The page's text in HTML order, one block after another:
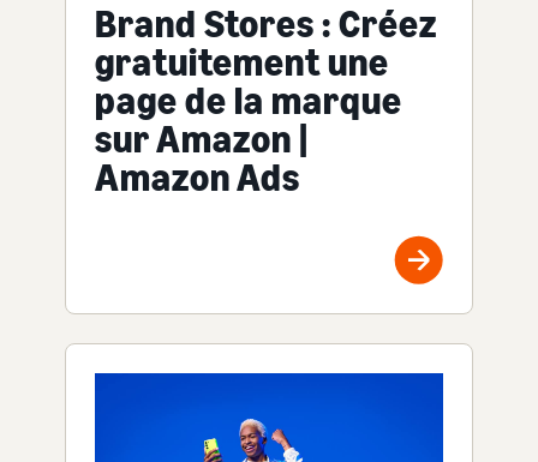
Brand Stores : Créez
gratuitement une
page de la marque
sur Amazon |
Amazon Ads